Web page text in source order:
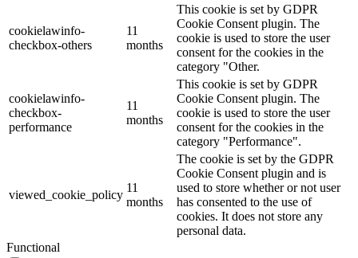
cookielawinfo-
checkbox-others
11
months
This cookie is set by GDPR
Cookie Consent plugin. The
cookie is used to store the user
consent for the cookies in the
category "Other.
cookielawinfo-
checkbox-
performance
11
months
This cookie is set by GDPR
Cookie Consent plugin. The
cookie is used to store the user
consent for the cookies in the
category "Performance".
viewed_cookie_policy
11
months
The cookie is set by the GDPR
Cookie Consent plugin and is
used to store whether or not user
has consented to the use of
cookies. It does not store any
personal data.
Functional